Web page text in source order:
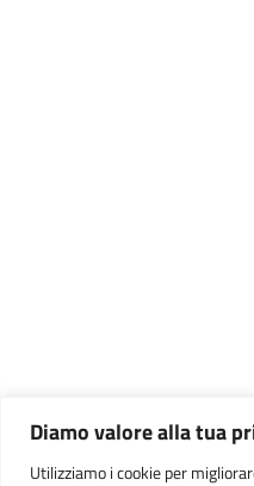
Diamo valore alla tua
Utilizziamo i cookie per